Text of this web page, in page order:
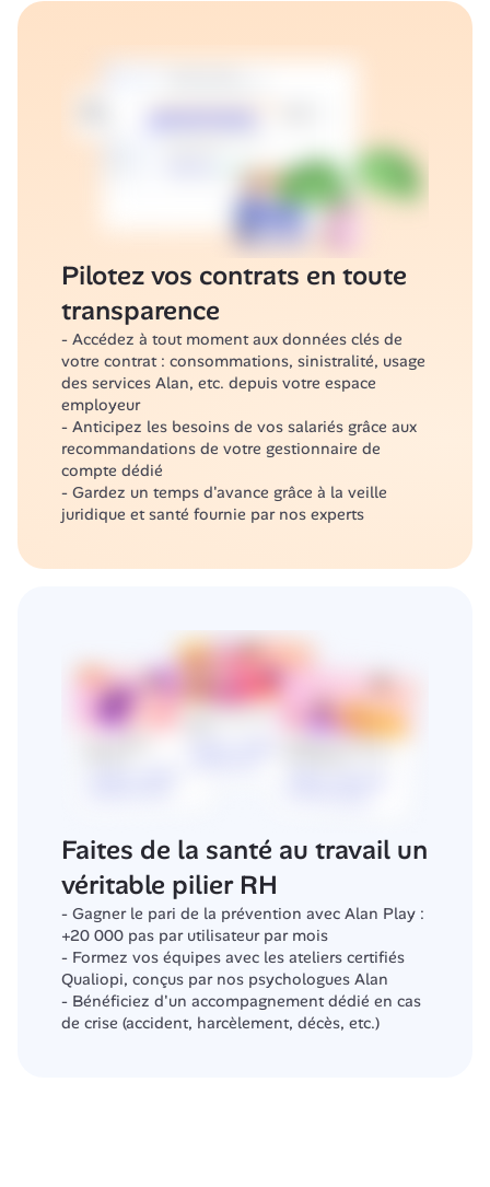
Pilotez vos contrats en toute
transparence
- Accédez à tout moment aux données clés de
votre contrat : consommations, sinistralité, usage
des services Alan, etc. depuis votre espace
employeur
- Anticipez les besoins de vos salariés grâce aux
recommandations de votre gestionnaire de
compte dédié
- Gardez un temps d'avance grâce à la veille
juridique et santé fournie par nos experts
Faites de la santé au travail un
véritable pilier RH
- Gagner le pari de la prévention avec Alan Play :
+20 000 pas par utilisateur par mois
- Formez vos équipes avec les ateliers certifiés
Qualiopi, conçus par nos psychologues Alan
- Bénéficiez d'un accompagnement dédié en cas
de crise (accident, harcèlement, décès, etc.)